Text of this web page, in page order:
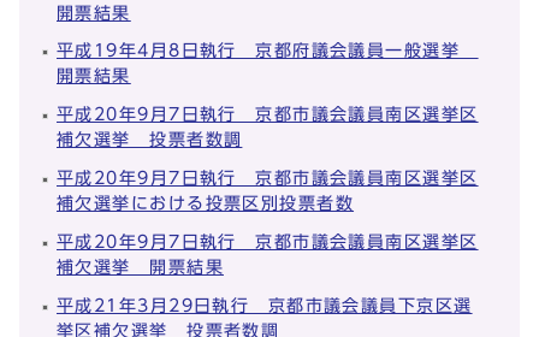
開票結果
平成19年4月8日執行 京都府議会議員一般選挙
開票結果
平成20年9月7日執行 京都市議会議員南区選挙区
補欠選挙 投票者数調
平成20年9月7日執行 京都市議会議員南区選挙区
補欠選挙における投票区別投票者数
平成20年9月7日執行 京都市議会議員南区選挙区
補欠選挙 開票結果
平成21年3月29日執行 京都市議会議員下京区選
挙区補欠選挙 投票者数調